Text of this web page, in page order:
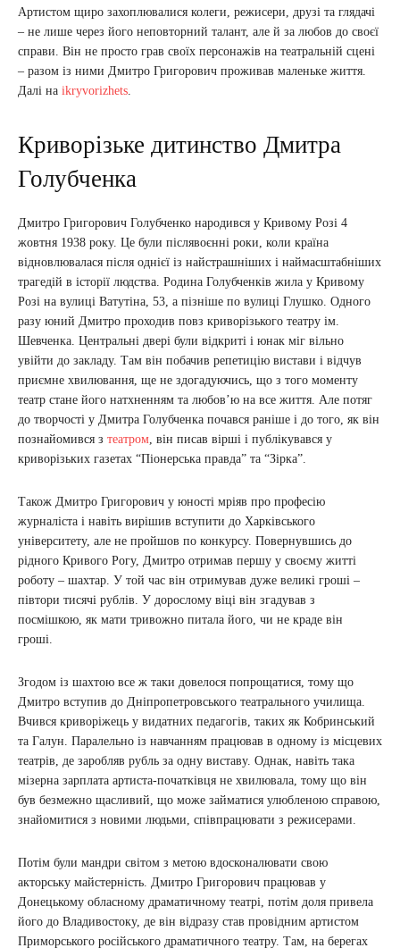
Артистом щиро захоплювалися колеги, режисери, друзі та глядачі
– не лише через його неповторний талант, але й за любов до своєї
справи. Він не просто грав своїх персонажів на театральній сцені
– разом із ними Дмитро Григорович проживав маленьке життя.
Далі на ikryvorizhets
Криворізьке дитинство Дмитра
Голубченка
Дмитро Григорович Голубченко народився у Кривому Розі 4
жовтня 1938 року. Це були післявоєнні роки, коли країна
відновлювалася після однієї із найстрашніших і наймасштабніших
трагедій в історії людства. Родина Голубченків жила у Кривому
Розі на вулиці Ватутіна, 53, а пізніше по вулиці Глушко. Одного
разу юний Дмитро проходив повз криворізького театру ім.
Шевченка. Центральні двері були відкриті і юнак міг вільно
увійти до закладу. Там він побачив репетицію вистави і відчув
приємне хвилювання, ще не здогадуючись, що з того моменту
театр стане його натхненням та любов’ю на все життя. Але потяг
до творчості у Дмитра Голубченка почався раніше і до того, як він
познайомився з театром , він писав вірші і публікувався у
криворізьких газетах “Піонерська правда” та “Зірка”.
Також Дмитро Григорович у юності мріяв про професію
журналіста і навіть вирішив вступити до Харківського
університету, але не пройшов по конкурсу. Повернувшись до
рідного Кривого Рогу, Дмитро отримав першу у своєму житті
роботу – шахтар. У той час він отримував дуже великі гроші –
півтори тисячі рублів. У дорослому віці він згадував з
посмішкою, як мати тривожно питала його, чи не краде він
гроші.
Згодом із шахтою все ж таки довелося попрощатися, тому що
Дмитро вступив до Дніпропетровського театрального училища.
Вчився криворіжець у видатних педагогів, таких як Кобринський
та Галун. Паралельно із навчанням працював в одному із місцевих
театрів, де заробляв рубль за одну виставу. Однак, навіть така
мізерна зарплата артиста-початківця не хвилювала, тому що він
був безмежно щасливий, що може займатися улюбленою справою,
знайомитися з новими людьми, співпрацювати з режисерами.
Потім були мандри світом з метою вдосконалювати свою
акторську майстерність. Дмитро Григорович працював у
Донецькому обласному драматичному театрі, потім доля привела
його до Владивостоку, де він відразу став провідним артистом
Приморського російського драматичного театру. Там, на берегах